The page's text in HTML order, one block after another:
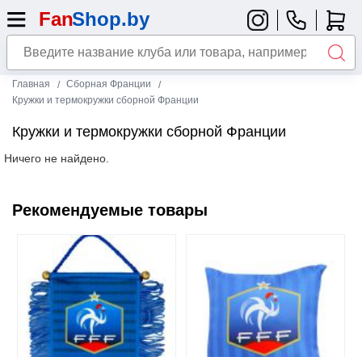
Главная
Сборная Франции
Кружки и термокружки сборной Франции
Кружки и термокружки сборной Франции
Ничего не найдено.
Рекомендуемые товары